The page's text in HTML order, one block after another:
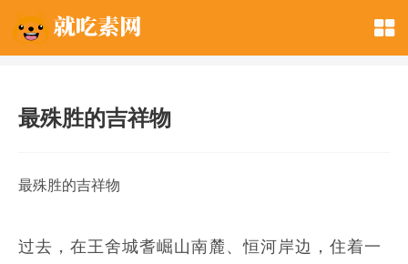
最殊胜的吉祥物
最殊胜的吉祥物
过去，在王舍城耆崛山南麓、恒河岸边，住着一